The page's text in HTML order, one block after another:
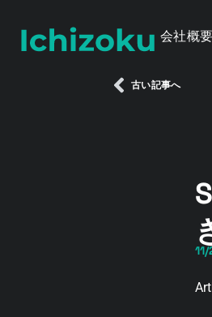
会社概要
古い記事へ